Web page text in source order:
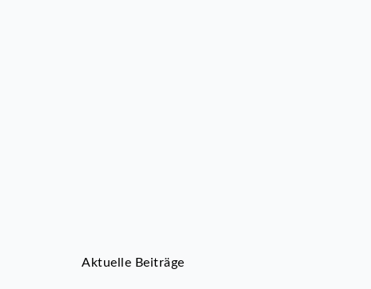
Aktuelle Beiträge